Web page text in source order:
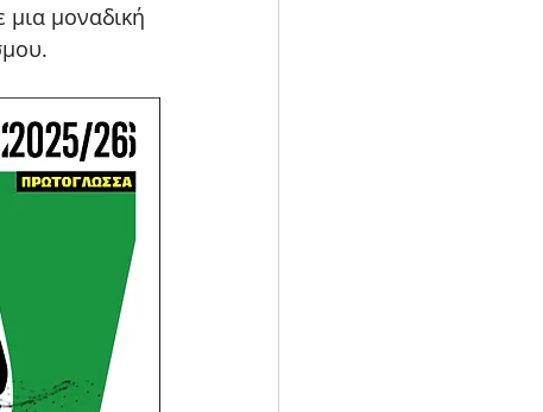
μοναδική